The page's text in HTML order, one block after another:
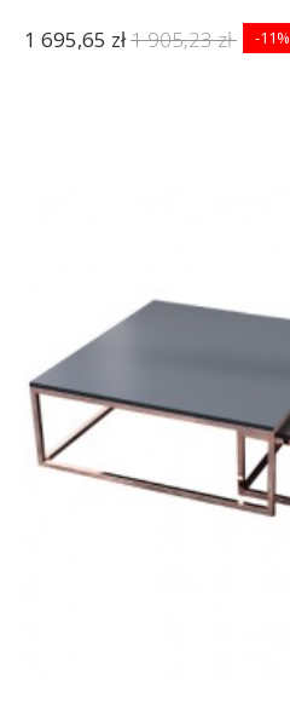
1 695,65 zł1 905,23 zł -11%